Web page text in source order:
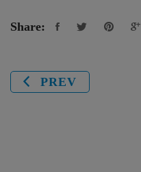
Share:
PREV